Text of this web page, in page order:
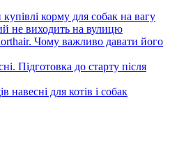
корму для собак на вагу
не виходить на вулицю
Чому важливо давати його
Підготовка до старту після
навесні для котів і собак